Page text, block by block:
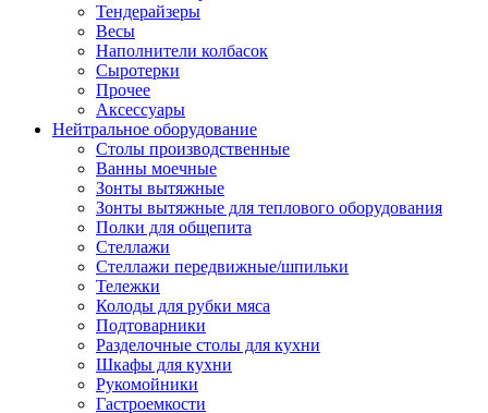
Тендерайзеры
Весы
Наполнители колбасок
Сыротерки
Прочее
Аксессуары
Нейтральное оборудование
Столы производственные
Ванны моечные
Зонты вытяжные
Зонты вытяжные для теплового оборудования
Полки для общепита
Стеллажи
Стеллажи передвижные/шпильки
Тележки
Колоды для рубки мяса
Подтоварники
Разделочные столы для кухни
Шкафы для кухни
Рукомойники
Гастроемкости